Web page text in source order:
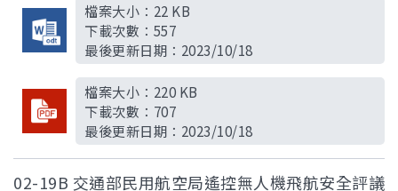
檔案大小： 22 KB
下載次數： 557
最後更新日期： 2023/10/18
檔案大小： 220 KB
下載次數： 707
最後更新日期： 2023/10/18
02-19B 交通部民用航空局遙控無人機飛航安全評議